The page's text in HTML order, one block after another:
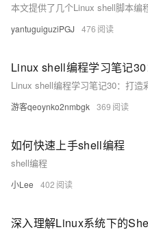
yantuguiguziPGJ 476
Linux shell编程学习笔记
Linux shell编程学习笔记30：打造
游客qeoynko2nmbgk 369
如何快速上手shell编程
shell编程
小Lee 402
深入理解Linux系统下的